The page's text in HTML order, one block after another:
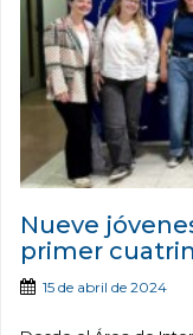
Nueve
primer
15 de abril de 2024